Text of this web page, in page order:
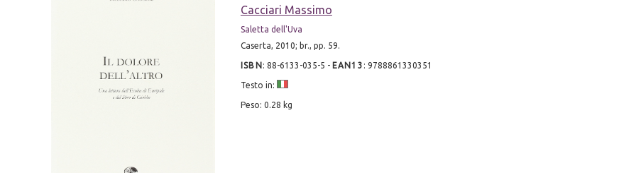
Cacciari Massimo
Saletta dell'Uva
Caserta, 2010; br., pp. 59.
ISBN : 88-6133-035-5 - EAN13 : 9788861330351
Testo in:
Peso: 0.28 kg